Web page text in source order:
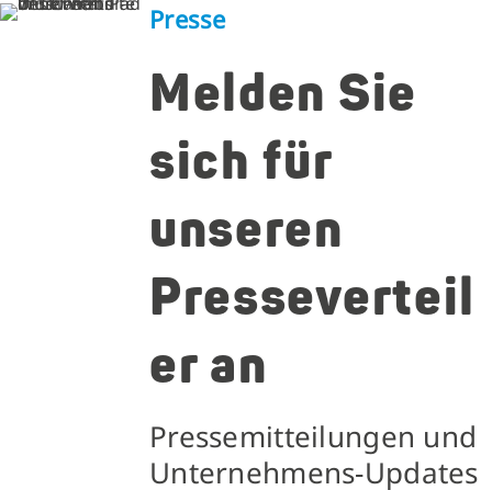
Presse
Melden Sie
sich für
unseren
Presseverteil
er an
Pressemitteilungen und
Unternehmens-Updates